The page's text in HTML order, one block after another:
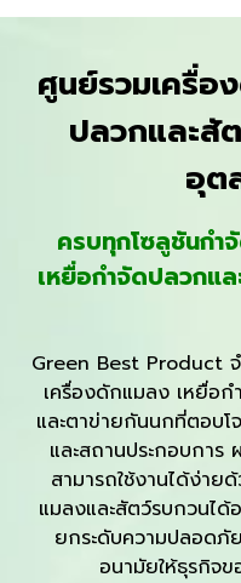
ศูนย์รวมเครื่อ
ปลวกและสั
อุต
ครบทุกโซลูชันกำ
เหยื่อกำจัดปลวกแ
Green Best Product
เครื่องดักแมลง เหยื่อก
และตาข่ายกันนกที่ตอบโ
และสถานประกอบกา
สามารถใช้งานได้ง่า
แมลงและสัตว์รบกวนไ
ยกระดับความปลอดภั
อนามัยให้ธุรกิจ